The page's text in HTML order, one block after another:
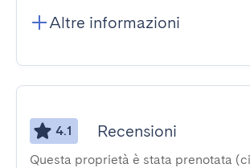
Altre informazioni
4.1 Recensioni
Questa proprietà è stata prenotata